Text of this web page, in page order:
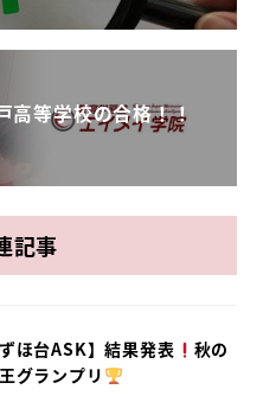
高等学校の合格！！
記事
ずほ台ASK】結果発表
秋の
グランプリ